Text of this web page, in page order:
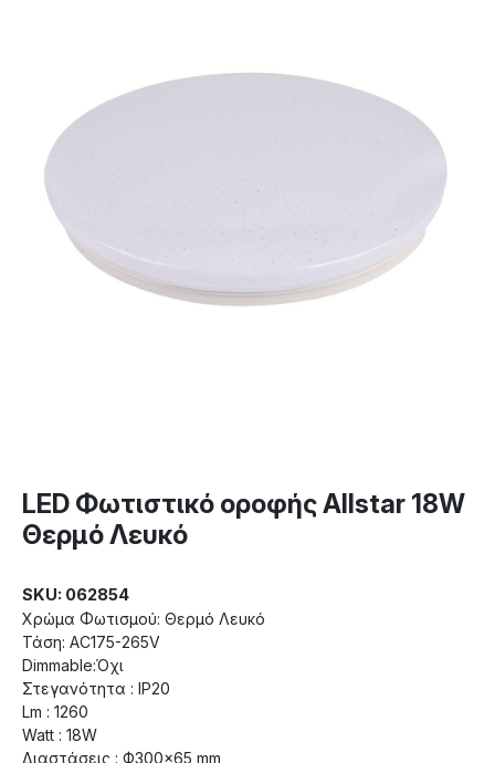
LED Φωτιστικό οροφής Allstar 18W
Θερμό Λευκό
SKU: 062854
Χρώμα Φωτισμού: Θερμό Λευκό
Τάση: AC175-265V
Dimmable:Όχι
Στεγανότητα : IP20
Lm : 1260
Watt : 18W
Διαστάσεις : Ф300×65 mm